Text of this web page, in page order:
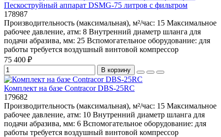
Пескоструйный аппарат DSMG-75 литров с фильтром
178987
Производительность (максимальная), м²/час: 15 Максимальное
рабочее давление, атм: 8 Внутренний диаметр шланга для
подачи абразива, мм: 25 Вспомогательное оборудование: для
работы требуется воздушный винтовой компрессор
75 400 ₽
В корзину
Комплект на базе Contracor DBS-25RC
179682
Производительность (максимальная), м²/час: 15 Максимальное
рабочее давление, атм: 10 Внутренний диаметр шланга для
подачи абразива, мм: 6 Вспомогательное оборудование: для
работы требуется воздушный винтовой компрессор